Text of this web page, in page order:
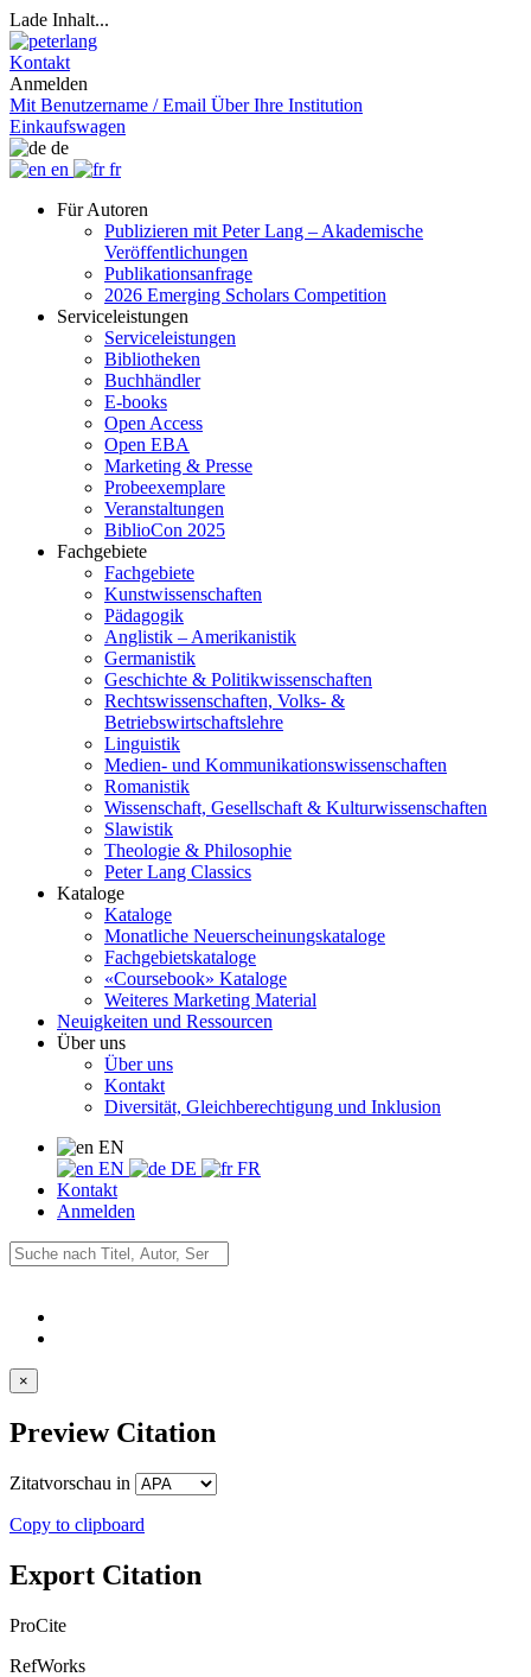
Lade Inhalt...
Kontakt
Anmelden
Mit Benutzername / Email Über Ihre Institution
Einkaufswagen
de
en
fr
Für Autoren
Publizieren mit Peter Lang – Akademische
Veröffentlichungen
Publikationsanfrage
2026 Emerging Scholars Competition
Serviceleistungen
Serviceleistungen
Bibliotheken
Buchhändler
E-books
Open Access
Open EBA
Marketing & Presse
Probeexemplare
Veranstaltungen
BiblioCon 2025
Fachgebiete
Fachgebiete
Kunstwissenschaften
Pädagogik
Anglistik – Amerikanistik
Germanistik
Geschichte & Politikwissenschaften
Rechtswissenschaften, Volks- &
Betriebswirtschaftslehre
Linguistik
Medien- und Kommunikationswissenschaften
Romanistik
Wissenschaft, Gesellschaft & Kulturwissenschaften
Slawistik
Theologie & Philosophie
Peter Lang Classics
Kataloge
Kataloge
Monatliche Neuerscheinungskataloge
Fachgebietskataloge
«Coursebook» Kataloge
Weiteres Marketing Material
Neuigkeiten und Ressourcen
Über uns
Über uns
Kontakt
Diversität, Gleichberechtigung und Inklusion
EN
EN
DE
FR
Kontakt
Anmelden
×
Preview Citation
Zitatvorschau in
Copy to clipboard
Export Citation
ProCite
RefWorks